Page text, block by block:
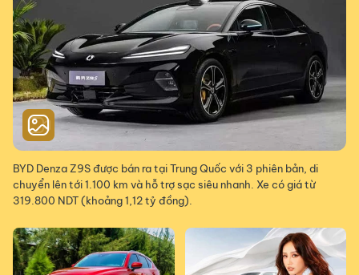
BYD Denza Z9S được bán ra tại Trung Quốc với 3 phiên bản, di
chuyển lên tới 1.100 km và hỗ trợ sạc siêu nhanh. Xe có giá từ
319.800 NDT (khoảng 1,12 tỷ đồng).